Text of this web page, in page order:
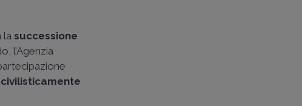
la successione
l’Agenzia
civilisticamente